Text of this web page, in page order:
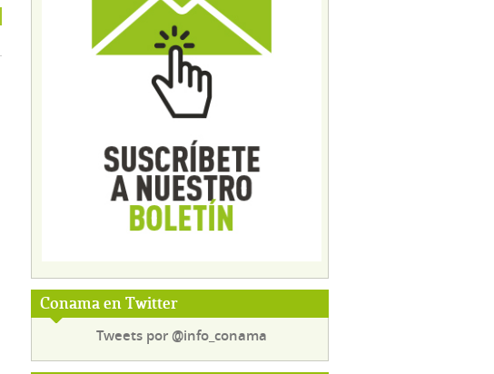
Conama en Twitter
Tweets por @info_conama